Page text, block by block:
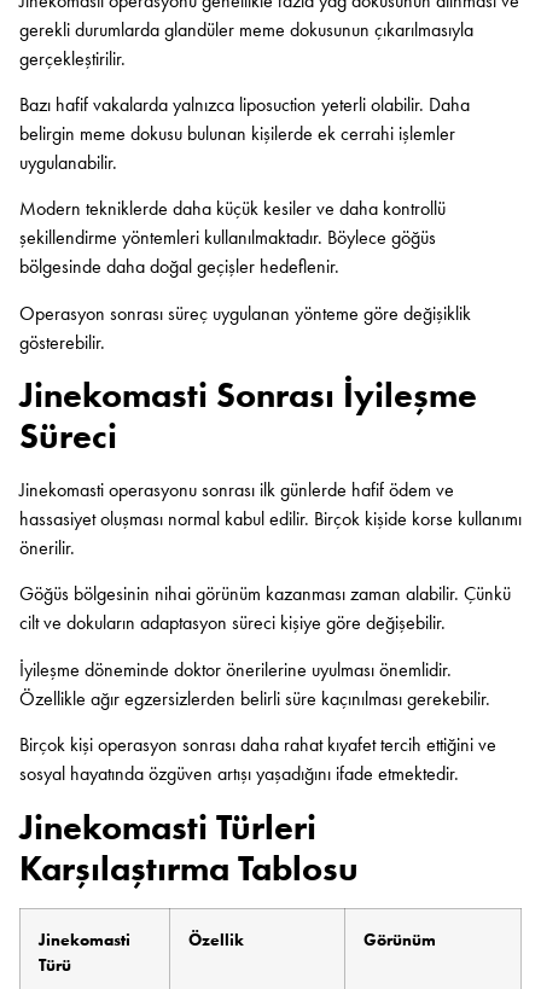
gerekli durumlarda glandüler meme dokusunun çıkarılmasıyla
gerçekleştirilir.
Bazı hafif vakalarda yalnızca liposuction yeterli olabilir. Daha
belirgin meme dokusu bulunan kişilerde ek cerrahi işlemler
uygulanabilir.
Modern tekniklerde daha küçük kesiler ve daha kontrollü
şekillendirme yöntemleri kullanılmaktadır. Böylece göğüs
bölgesinde daha doğal geçişler hedeflenir.
Operasyon sonrası süreç uygulanan yönteme göre değişiklik
gösterebilir.
Jinekomasti Sonrası İyileşme
Süreci
Jinekomasti operasyonu sonrası ilk günlerde hafif ödem ve
hassasiyet oluşması normal kabul edilir. Birçok kişide korse kullanımı
önerilir.
Göğüs bölgesinin nihai görünüm kazanması zaman alabilir. Çünkü
cilt ve dokuların adaptasyon süreci kişiye göre değişebilir.
İyileşme döneminde doktor önerilerine uyulması önemlidir.
Özellikle ağır egzersizlerden belirli süre kaçınılması gerekebilir.
Birçok kişi operasyon sonrası daha rahat kıyafet tercih ettiğini ve
sosyal hayatında özgüven artışı yaşadığını ifade etmektedir.
Jinekomasti Türleri
Karşılaştırma Tablosu
Jinekomasti
Türü
Özellik Görünüm